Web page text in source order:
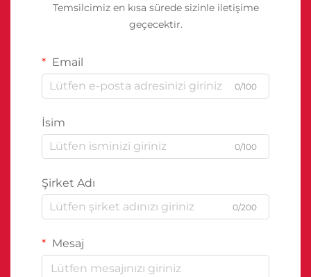
Temsilcimiz en kısa sürede sizinle iletişime
geçecektir.
Email
0/100
İsim
0/100
Şirket Adı
0/200
Mesaj